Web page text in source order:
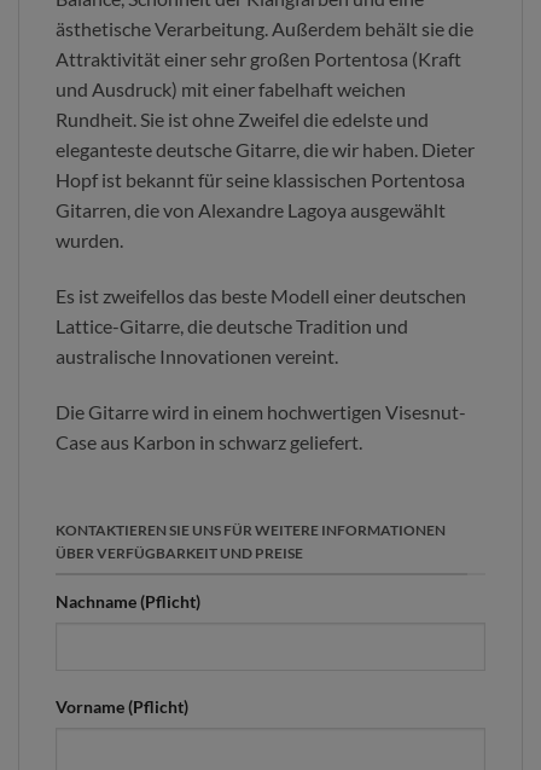
ästhetische Verarbeitung. Außerdem behält sie die
Attraktivität einer sehr großen Portentosa (Kraft
und Ausdruck) mit einer fabelhaft weichen
Rundheit. Sie ist ohne Zweifel die edelste und
eleganteste deutsche Gitarre, die wir haben. Dieter
Hopf ist bekannt für seine klassischen Portentosa
Gitarren, die von Alexandre Lagoya ausgewählt
wurden.
Es ist zweifellos das beste Modell einer deutschen
Lattice-Gitarre, die deutsche Tradition und
australische Innovationen vereint.
Die Gitarre wird in einem hochwertigen Visesnut-
Case aus Karbon in schwarz geliefert.
KONTAKTIEREN SIE UNS FÜR WEITERE INFORMATIONEN
ÜBER VERFÜGBARKEIT UND PREISE
Nachname (Pflicht)
Vorname (Pflicht)